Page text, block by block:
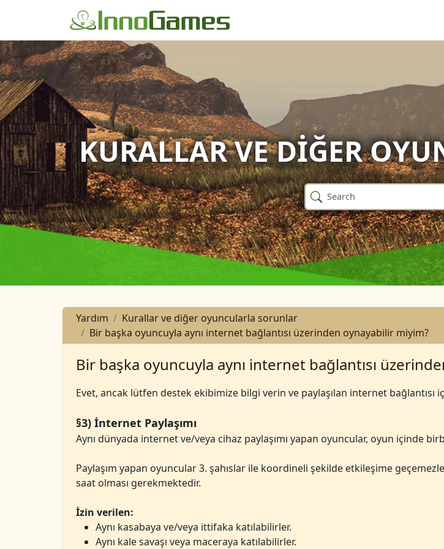
KURALLAR VE DIĞER
Yardım
Kurallar ve diğer oyuncularla sorunlar
Bir başka oyuncuyla aynı internet bağlantısı üzerinden oynayabilir miyim?
Bir başka oyuncuyla aynı internet bağlantısı
Evet, ancak lütfen destek ekibimize bilgi verin ve paylaşılan internet
§3) İnternet Paylaşımı
Aynı dünyada internet ve/veya cihaz paylaşımı yapan oyuncular, oyun içinde
Paylaşım yapan oyuncular 3. şahıslar ile koordineli şekilde etkileşime
saat olması gerekmektedir.
İzin verilen:
Aynı kasabaya ve/veya ittifaka katılabilirler.
Aynı kale savaşı veya maceraya katılabilirler.